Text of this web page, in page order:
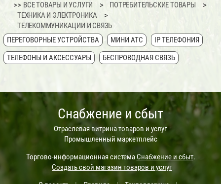
>>ВСЕ ТОВАРЫ И УСЛУГИ
ПОТРЕБИТЕЛЬСКИЕ ТОВАРЫ
ТЕХНИКА И ЭЛЕКТРОНИКА
ТЕЛЕКОММУНИКАЦИИ И СВЯЗЬ
ПЕРЕГОВОРНЫЕ УСТРОЙСТВА
МИНИ АТС
IP ТЕЛЕФОНИЯ
ТЕЛЕФОНЫ И АКСЕССУАРЫ
БЕСПРОВОДНАЯ СВЯЗЬ
Снабжение и сбыт
Отраслевая витрина товаров и услуг
Промышленный маркетплейс
Торгово-информационная системаСнабжение и сбыт.
Создать свой магазин товаров и услуг